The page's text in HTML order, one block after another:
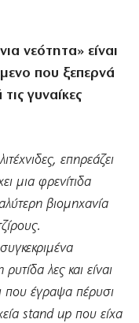
νεότητα» είναι
που ξεπερνά
γυναίκες
επηρεάζει
μια φρενίτιδα
βιομηχανία
λες και είναι
που έγραψα πέρυσι
stand up που είχα